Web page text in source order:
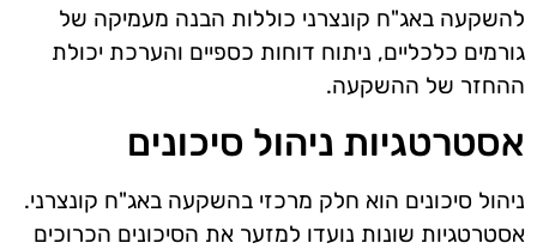
להשקעה באג"ח קונצרני כוללות הבנה מעמיקה של
גורמים כלכליים, ניתוח דוחות כספיים והערכת יכולת
ההחזר של ההשקעה.
אסטרטגיות ניהול סיכונים
ניהול סיכונים הוא חלק מרכזי בהשקעה באג"ח קונצרני.
אסטרטגיות שונות נועדו למזער את הסיכונים הכרוכים